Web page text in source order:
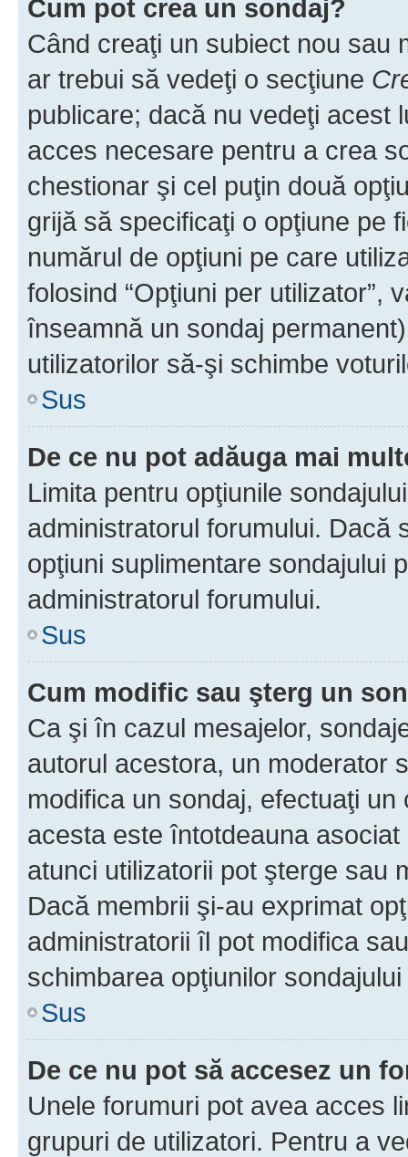
Cum pot crea un sondaj?
Când creaţi un subiect nou sau
ar trebui să vedeţi o secţiune
publicare; dacă nu vedeţi acest
acces necesare pentru a crea
chestionar şi cel puţin două
grijă să specificaţi o opţiune pe
numărul de opţiuni pe care
folosind “Opţiuni per utilizator”,
înseamnă un sondaj
utilizatorilor să-şi schimbe
Sus
De ce nu pot adăuga mai
Limita pentru opţiunile
administratorul forumului. Dacă
opţiuni suplimentare sondajului
administratorul forumului.
Sus
Cum modific sau şterg un
Ca şi în cazul mesajelor,
autorul acestora, un moderator
modifica un sondaj, efectuaţi
acesta este întotdeauna
atunci utilizatorii pot şterge sau
Dacă membrii şi-au exprimat
administratorii îl pot modifica
schimbarea opţiunilor
Sus
De ce nu pot să accesez un
Unele forumuri pot avea acces
grupuri de utilizatori. Pentru a